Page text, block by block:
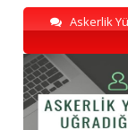
Askerlik